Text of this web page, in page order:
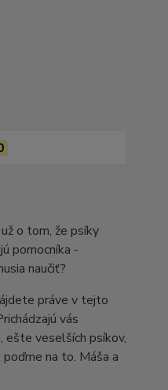
o tom, že psíky
pomocníka -
naučiť?
práve v tejto
vás
ešte veselších psíkov,
na to. Máša a